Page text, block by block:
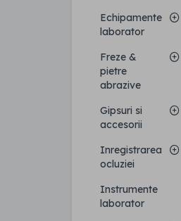
Echipamente
laborator
Freze &
pietre
abrazive
Gipsuri si
accesorii
Inregistrarea
ocluziei
Instrumente
laborator